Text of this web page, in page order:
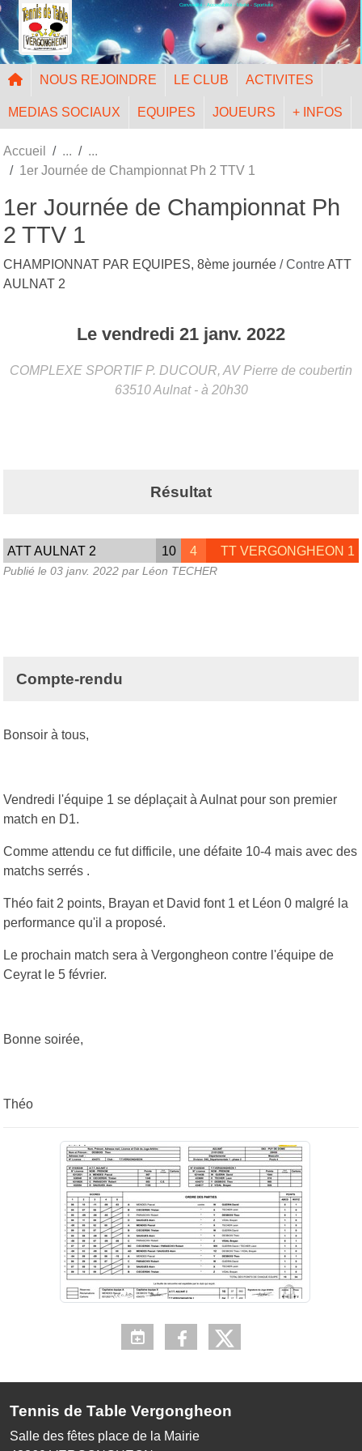
Convivialité - Accessibilité - Mixité - Sportivité
NOUS REJOINDRE LE CLUB ACTIVITES
MEDIAS SOCIAUX EQUIPES JOUEURS + INFOS
Accueil
1er Journée de Championnat Ph 2 TTV 1
1er Journée de Championnat Ph
2 TTV 1
CHAMPIONNAT PAR EQUIPES, 8ème journée / ContreATT
AULNAT 2
Le vendredi 21 janv. 2022
COMPLEXE SPORTIF P. DUCOUR, AV Pierre de coubertin
63510 Aulnat - à 20h30
Résultat
ATT AULNAT 2 10 4 TT VERGONGHEON 1
Publié le 03 janv. 2022 par Léon TECHER
Compte-rendu
Bonsoir à tous,
Vendredi l'équipe 1 se déplaçait à Aulnat pour son premier
match en D1.
Comme attendu ce fut difficile, une défaite 10-4 mais avec des
matchs serrés .
Théo fait 2 points, Brayan et David font 1 et Léon 0 malgré la
performance qu'il a proposé.
Le prochain match sera à Vergongheon contre l'équipe de
Ceyrat le 5 février.
Bonne soirée,
Théo
Tennis de Table Vergongheon
Salle des fêtes place de la Mairie
Panneau de gestion des cookies